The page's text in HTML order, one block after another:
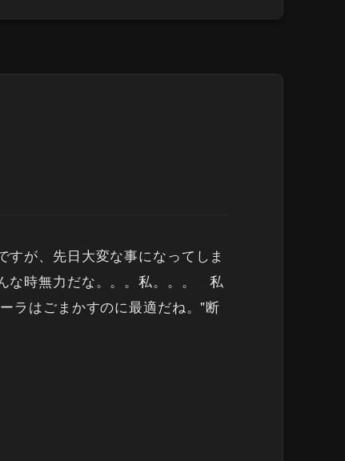
が、先日大変な事になってしま
な時無力だな。。。私。。。 私
はごまかすのに最適だね。"断